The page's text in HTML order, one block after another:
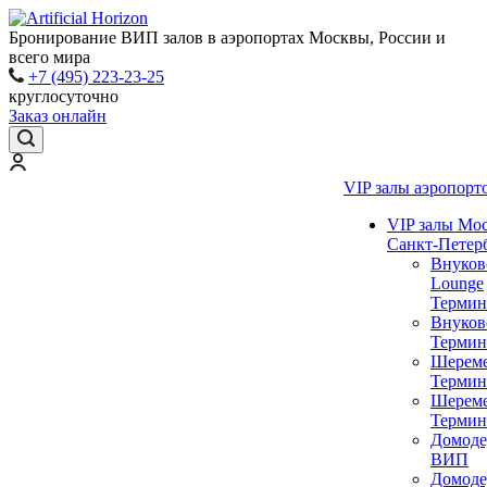
Бронирование ВИП залов в аэропортах Москвы, России и
всего мира
+7 (495) 223-23-25
круглосуточно
Заказ онлайн
VIP залы
VIP залы
Санкт-
Lounge
ВИП